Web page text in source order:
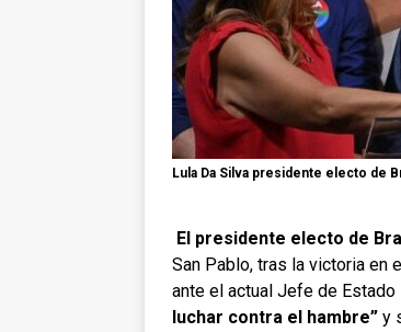
Lula Da Silva presidente electo de
El presidente electo de
San Pablo, tras la victoria en
ante el actual Jefe de Estado
luchar contra el hambre” y